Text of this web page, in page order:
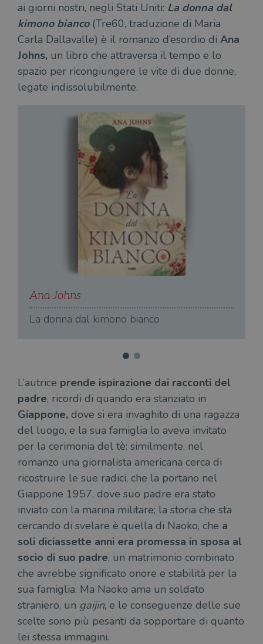
ai giorni nostri, negli Stati Uniti: La donna dal
kimono bianco(Tre60, traduzione di Maria
Carla Dallavalle) è il romanzo d’esordio di Ana
Johns, un libro che attraversa il tempo e lo
spazio per ricongiungere le vite di due donne,
legate indissolubilmente.
Ana Johns
La donna dal kimono bianco
L’autrice prende ispirazione dai racconti del
padre, ricordi di quando era stanziato in
Giappone, dove si era invaghito di una ragazza
del luogo, e la sua famiglia lo aveva invitato
per la cerimonia del tè: similmente, nel
romanzo una giornalista americana cerca di
ricostruire le sue radici, che la portano nel
Giappone 1957, dove suo padre era stato
inviato con la marina militare; la storia che sta
cercando di svelare è quella di Naoko, che a
soli diciassette anni era promessa in sposa al
socio di suo padre, un matrimonio combinato
che avrebbe significato onore e stabilità per la
sua famiglia. Ma Naoko ama un soldato
straniero, un gaijin, e le conseguenze delle sue
scelte sono più pesanti da sopportare di quanto
lei stessa immagini.